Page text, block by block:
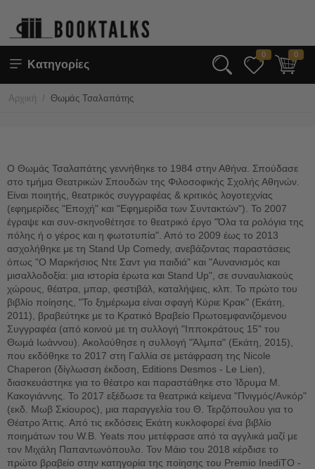
Κατηγορίες
0 0
Αρχική / Θωμάς Τσαλαπάτης
Ο Θωμάς Τσαλαπάτης γεννήθηκε το 1984 στην Αθήνα. Σπούδασε
στο τμήμα Θεατρικών Σπουδών της Φιλοσοφικής Σχολής Αθηνών.
Είναι ποιητής, θεατρικός συγγραφέας & κριτικός λογοτεχνίας
(εφημερίδες "Εποχή" και "Εφημερίδα των Συντακτών"). Το 2007
έγραψε και συν-σκηνοθέτησε το θεατρικό έργο "Όλα τα ρολόγια της
πόλης ή ο γέρος και η φωτοτυπία". Από το 2009 έως το 2013
ασχολήθηκε με τη Stand Up Comedy, ανεβάζοντας παραστάσεις
όπως "Ο Μαρκήσιος Ντε Σαντ για παιδιά" και "Αυνανισμός και
μισαλλοδοξία: μια ιστορία έρωτα και Stand Up", σε συναυλιακούς
χώρους, θέατρα, μπαρ, φεστιβάλ, καταλήψεις, κλπ. Το πρώτο του
βιβλίο ποίησης, "Το ξημέρωμα είναι σφαγή Κύριε Κρακ" (Εκάτη,
2011), βραβεύτηκε με το Κρατικό Βραβείο Πρωτοεμφανιζόμενου
Συγγραφέα (από κοινού με τη συλλογή "Ιπποκράτους 15" του
Θωμά Ιωάννου). Ακολούθησε η συλλογή "Άλμπα" (Εκάτη, 2015),
που εκδόθηκε το 2017 στη Γαλλία σε μετάφραση της Nicole
Chaperon (δίγλωσση έκδοση, Editions Desmos - Le Lien),
διασκευάστηκε για το θέατρο και παραστάθηκε στο Ίδρυμα Μ.
Κακογιάννης. Το 2017 εξέδωσε τα θεατρικά κείμενα "Πνιγμός/Ανκόρ"
(εκδ. Μωβ Σκίουρος), μια παραγγελία του Θ. Τερζόπουλου για το
Θέατρο Άττις. Από τις εκδόσεις Εκάτη κυκλοφορεί ένα βιβλίο
ποιημάτων του W.B. Yeats που μετέφρασε από τα αγγλικά μαζί με
τον Μιχάλη Παπαντωνόπουλο. Τον Μάιο του 2018 κέρδισε το
πρώτο βραβείο στην κατηγορία της ποίησης του Premio InediTO -